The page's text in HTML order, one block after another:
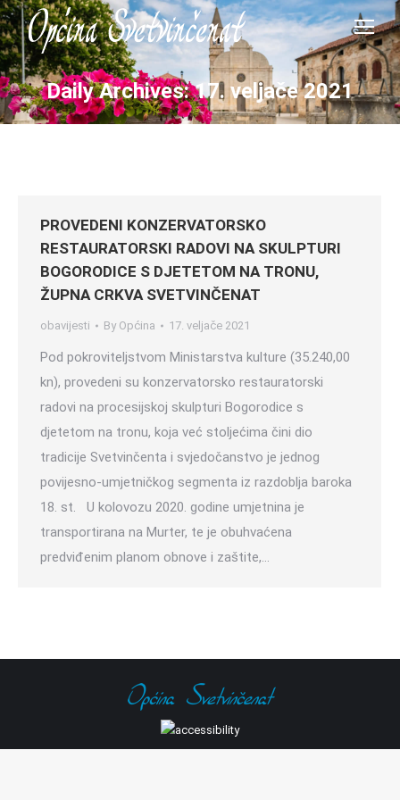
Daily Archives:17. veljače 2021
PROVEDENI KONZERVATORSKO
RESTAURATORSKI RADOVI NA SKULPTURI
BOGORODICE S DJETETOM NA TRONU,
ŽUPNA CRKVA SVETVINČENAT
obavijesti By Općina 17. veljače 2021
Pod pokroviteljstvom Ministarstva kulture (35.240,00
kn), provedeni su konzervatorsko restauratorski
radovi na procesijskoj skulpturi Bogorodice s
djetetom na tronu, koja već stoljećima čini dio
tradicije Svetvinčenta i svjedočanstvo je jednog
povijesno-umjetničkog segmenta iz razdoblja baroka
18. st. U kolovozu 2020. godine umjetnina je
transportirana na Murter, te je obuhvaćena
predviđenim planom obnove i zaštite,…